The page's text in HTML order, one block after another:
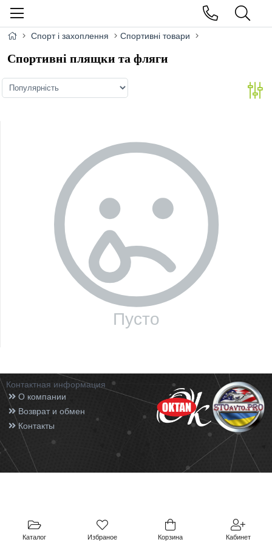
Каталог Избраное Корзина Кабинет
Спорт і захоплення Спортивні товари
Спортивні плящки та фляги
Пусто
Контактная информация
О компании
Возврат и обмен
Контакты